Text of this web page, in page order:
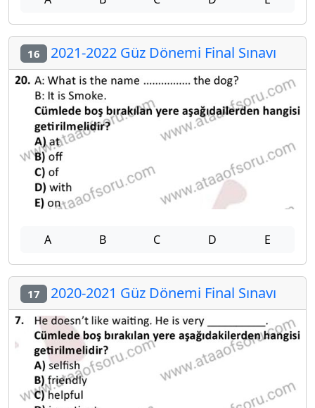
16 2021-2022 Güz Dönemi Final Sınavı
A B C D E
17 2020-2021 Güz Dönemi Final Sınavı